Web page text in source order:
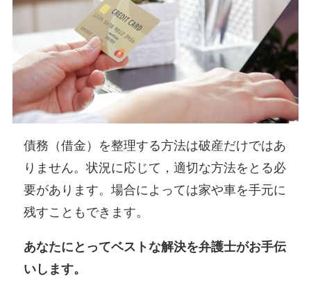
債務（借金）を整理する方法は破産だけではあ
りません。状況に応じて，適切な方法をとる必
要があります。場合によっては家や車を手元に
残すこともできます。
あなたにとってベストな解決を弁護士がお手伝
いします。